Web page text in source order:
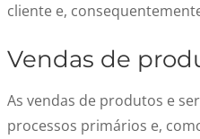
cliente e,
Vendas de
As vendas de produtos e
processos primários e,